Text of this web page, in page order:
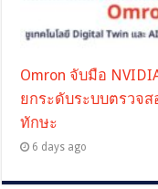
Omron จับมือ
ยกระดับระบบตรวจ
ทักษะ
6 days ago